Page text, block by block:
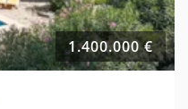
1.400.000 €